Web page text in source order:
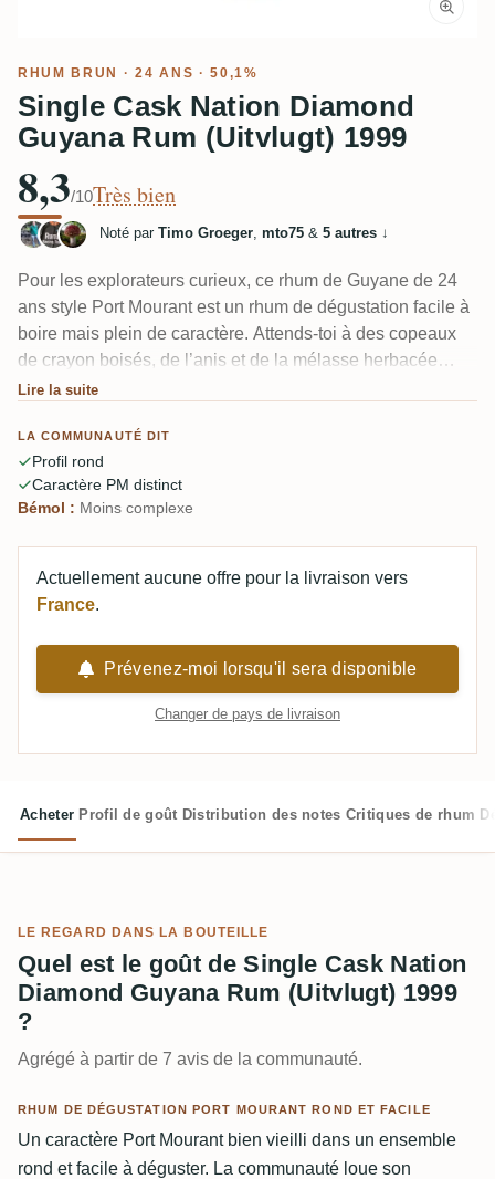
RHUM BRUN · 24 ANS · 50,1%
Single Cask Nation Diamond
Guyana Rum (Uitvlugt) 1999
8,3/10Très bien
Noté par Timo Groeger, mto75 & 5 autres ↓
Pour les explorateurs curieux, ce rhum de Guyane de 24
ans style Port Mourant est un rhum de dégustation facile à
boire mais plein de caractère. Attends-toi à des copeaux
de crayon boisés, de l’anis et de la mélasse herbacée
avec une douceur légère et une subtile note maltée
RumX comme une interprétation ronde et accessible d’un
profil classique de double pot still en bois, à une force
modérée.
Lire la suite
LA COMMUNAUTÉ DIT
Profil rond
Caractère PM distinct
Bémol : Moins complexe
Actuellement aucune offre pour la livraison vers
France.
Prévenez-moi lorsqu'il sera disponible
Changer de pays de livraison
Acheter Profil de goût Distribution des notes Critiques de rhum
LE REGARD DANS LA BOUTEILLE
Quel est le goût de Single Cask Nation
Diamond Guyana Rum (Uitvlugt) 1999
?
Agrégé à partir de 7 avis de la communauté.
RHUM DE DÉGUSTATION PORT MOURANT ROND ET FACILE
Un caractère Port Mourant bien vieilli dans un ensemble
rond et facile à déguster. La communauté loue son